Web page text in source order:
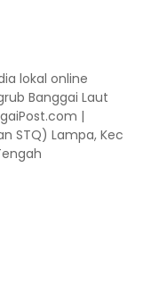
lokal online
Banggai Laut
|
STQ) Lampa, Kec